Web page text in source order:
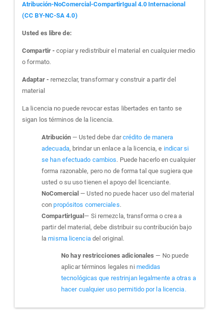
Atribución-NoComercial-CompartirIgual 4.0 Internacional
(CC BY-NC-SA 4.0)
Usted es libre de:
Compartir -copiar y redistribuir el material en cualquier medio
o formato.
Adaptar -remezclar, transformar y construir a partir del
material
La licencia no puede revocar estas libertades en tanto se
sigan los términos de la licencia.
Atribución — Usted debe darcrédito de manera
adecuada, brindar un enlace a la licencia, e indicar si
se han efectuado cambios. Puede hacerlo en cualquier
forma razonable, pero no de forma tal que sugiera que
usted o su uso tienen el apoyo del licenciante.
NoComercial — Usted no puede hacer uso del material
conpropósitos comerciales.
CompartirIgual — Si remezcla, transforma o crea a
partir del material, debe distribuir su contribución bajo
lamisma licenciadel original.
No hay restricciones adicionales — No puede
aplicar términos legales ni medidas
tecnológicas que restrinjan legalmente a otras a
hacer cualquier uso permitido por la licencia.